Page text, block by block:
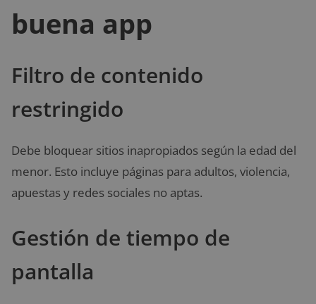
buena app
Filtro de contenido
restringido
Debe bloquear sitios inapropiados según la edad del
menor. Esto incluye páginas para adultos, violencia,
apuestas y redes sociales no aptas.
Gestión de tiempo de
pantalla